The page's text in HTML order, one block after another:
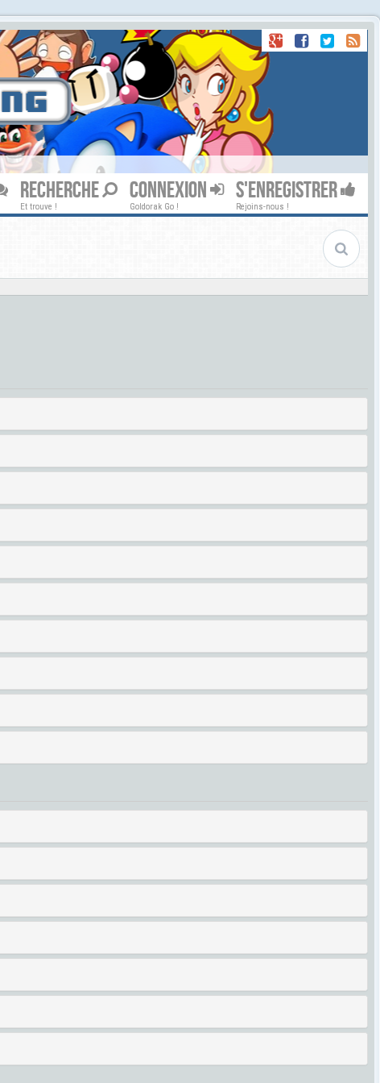
RECHERCHE
Et trouve !
CONNEXION
Goldorak Go !
S'ENREGISTRER
Rejoins-nous !